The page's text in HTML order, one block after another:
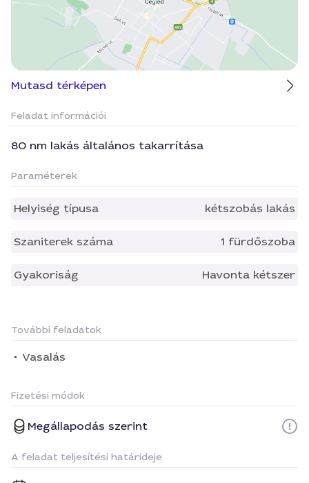
Mutasd térképen
Feladat információi
80 nm lakás általános takarrítása
Paraméterek
Helyiség típusa kétszobás lakás
Szaniterek száma 1 fürdőszoba
Gyakoriság Havonta kétszer
További feladatok
Vasalás
Fizetési módok
Megállapodás szerint
A feladat teljesítési határideje